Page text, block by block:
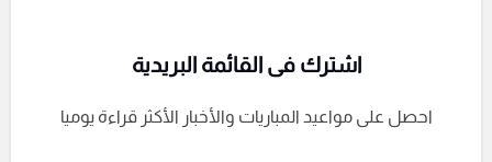
اشترك فى القائمة البريدية
احصل على مواعيد المباريات والأخبار الأكثر قراءة يوميا